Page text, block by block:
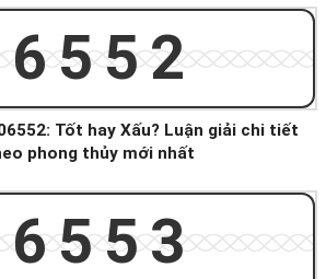
Tốt hay Xấu? Luận giải chi tiết
phong thủy mới nhất